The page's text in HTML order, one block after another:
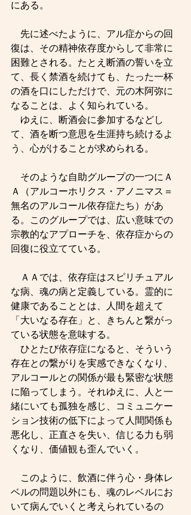
にある。
先に述べたように、アル症からの回
復は、その精神依存度からして非常に
困難とされる。たとえ断酒の誓いを立
て、長く禁酒を続けても、たった一杯
の酒を口にしただけで、元の木阿弥に
なることは、よく知られている。
ゆえに、断酒会に参加するなどし
て、酒を断つ意思を生涯持ち続けるよ
う、心がけることが求められる。
そのような自助グループの一つにＡ
Ａ（アルコーホリクス・アノニマス＝
無名のアルコール依存症たち）があ
る。このグループでは、広い意味での
宗教的なアプローチを、依存症からの
回復に役立てている。
ＡＡでは、依存症はスピリチュアル
な病、魂の病と定義している。霊的に
健康であることとは、人間を超えて
「大いなる存在」と、きちんと繋がっ
ている状態を意味する。
ひとたび依存症になると、そういう
存在との繋がりを実感できなくなり、
アルコールとの関係が最も緊密な状態
に陥ってしまう。それゆえに、人と一
緒にいても孤独を感じ、コミュニケー
ション技術の低下によって人間関係も
悪化し、正直さを失い、信じる力も弱
くなり、価値観も歪んでいく。
このように、飲酒に伴う心・身体レ
ベルの問題以外にも、魂のレベルにお
いて病んでいくと考えられているの